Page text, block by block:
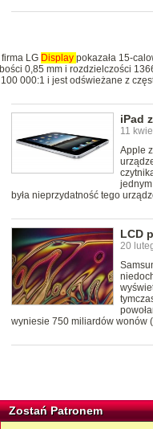
LG Display pokazała 15-
0,85 mm i rozdzielczości
000:1 i jest odświeżane z
iPad
11
Apple
była nieprzydatność tego
LCD
20
wyniesie 750 miliardów wonów
Zostań Patronem